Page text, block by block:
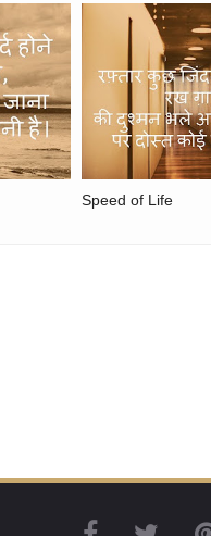
Speed ​​of Life